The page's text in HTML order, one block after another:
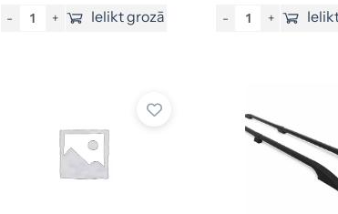
- + Ielikt grozā - +